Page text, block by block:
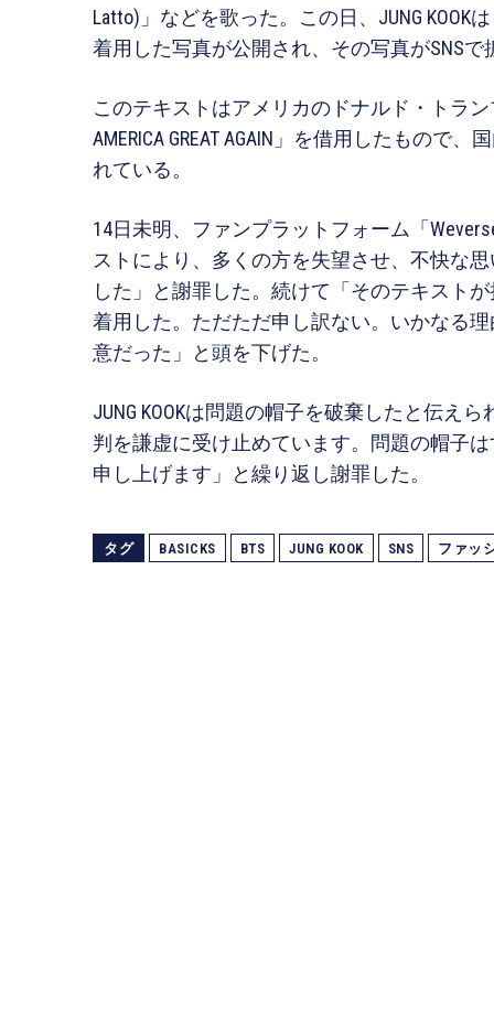
Latto)」などを歌った。この日、JUNG KOOKは
着用した写真が公開され、その写真がSNS
このテキストはアメリカのドナルド・トラ
AMERICA GREAT AGAIN」を借用したもので
れている。
14日未明、ファンプラットフォーム「
ストにより、多くの方を失望させ、不快な
した」と謝罪した。続けて「そのテキスト
着用した。ただただ申し訳ない。いかなる
意だった」と頭を下げた。
JUNG KOOKは問題の帽子を破棄したと伝え
判を謙虚に受け止めています。問題の帽子
申し上げます」と繰り返し謝罪した。
タグ BASICKS BTS JUNG KOOK SNS ファッ